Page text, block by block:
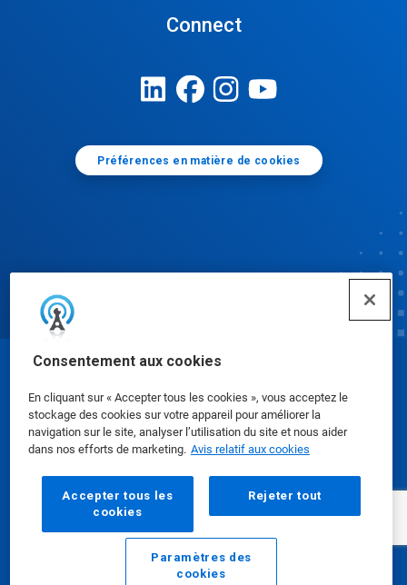
Consentement aux cookies
En cliquant sur « Accepter tous les cookies », vous acceptez le
stockage des cookies sur votre appareil pour améliorer la
navigation sur le site, analyser l’utilisation du site et nous aider
dans nos efforts de marketing. Avis relatif aux cookies
Accepter tous les
cookies
Rejeter tout
Paramètres des
cookies
Connect
Préférences en matière de cookies
Fiches signalétiques|Politique de confidentialité
Modalités d'utilisation